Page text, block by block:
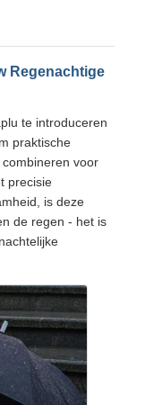
Regenachtige
te introduceren
praktische
voor
precisie
is deze
de regen - het is